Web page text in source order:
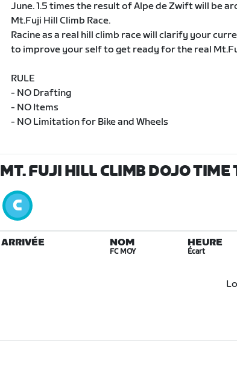
June. 1.5 times the result of Alpe de Zwift will be
Mt.Fuji Hill Climb Race.
Racine as a real hill climb race will clarify your
to improve your self to get ready for the real
RULE
- NO Drafting
- NO Items
- NO Limitation for Bike and Wheels
MT. FUJI HILL CLIMB DOJO TIME
ARRIVÉE NOM
FC MOY
HEURE
Écart